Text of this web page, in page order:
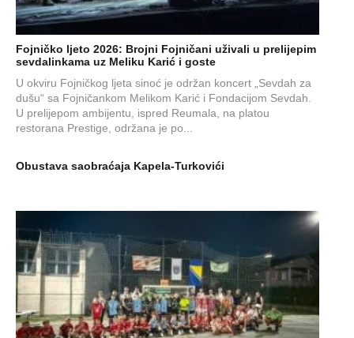
Fojničko ljeto 2026: Brojni Fojničani uživali u prelijepim
sevdalinkama uz Meliku Karić i goste
U okviru Fojničkog ljeta sinoć je održan koncert „Sevdah za
dušu“ sa Fojničankom Melikom Karić i Fondacijom Sevdah.
U prelijepom ambijentu, ispred Reumala, na platou
restorana Prestige, održana je po...
Obustava saobraćaja Kapela-Turkovići